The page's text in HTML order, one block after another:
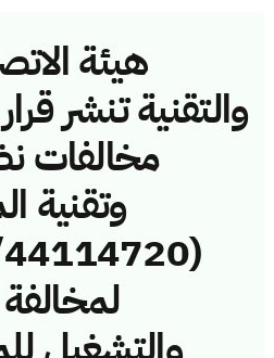
هيئة
والتقنية تنشر
مخالفات
وتقنية